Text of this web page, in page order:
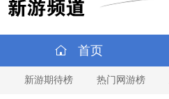
首页
新游期待榜 热门网游榜